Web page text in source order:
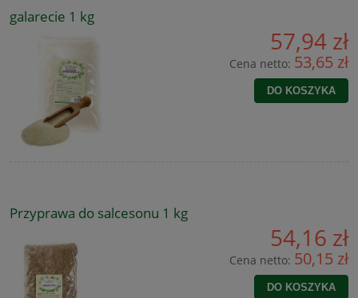
galarecie 1 kg
57,94 zł
Cena netto: 53,65 zł
DO KOSZYKA
Przyprawa do salcesonu 1 kg
54,16 zł
Cena netto: 50,15 zł
DO KOSZYKA